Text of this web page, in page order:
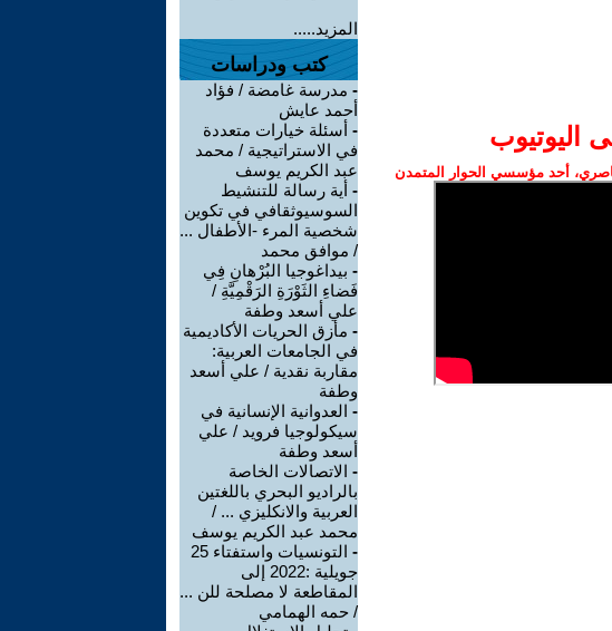
اليوتيوب
أحد مؤسسي الحوار المتمدن
المزيد.....
كتب ودراسات
- مدرسة غامضة / فؤاد
أحمد عايش
- أسئلة خيارات متعددة
في الاستراتيجية / محمد
عبد الكريم يوسف
- أية رسالة للتنشيط
السوسيوثقافي في تكوين
شخصية المرء -الأطفال ...
/ موافق محمد
- بيداغوجيا البُرْهانِ فِي
فَضاءِ الثَوْرَةِ الرَقْمِيَّةِ /
علي أسعد وطفة
- مأزق الحريات الأكاديمية
في الجامعات العربية:
مقاربة نقدية / علي أسعد
وطفة
- العدوانية الإنسانية في
سيكولوجيا فرويد / علي
أسعد وطفة
- الاتصالات الخاصة
بالراديو البحري باللغتين
العربية والانكليزي ... /
محمد عبد الكريم يوسف
-
التونسيات واستفتاء 25
جويلية :2022 إلى
المقاطعة لا مصلحة للن ...
/ حمه الهمامي